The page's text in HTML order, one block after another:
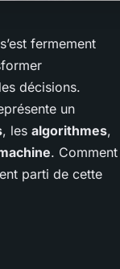
fermement
décisions.
un
, les algorithmes,
. Comment
parti de cette